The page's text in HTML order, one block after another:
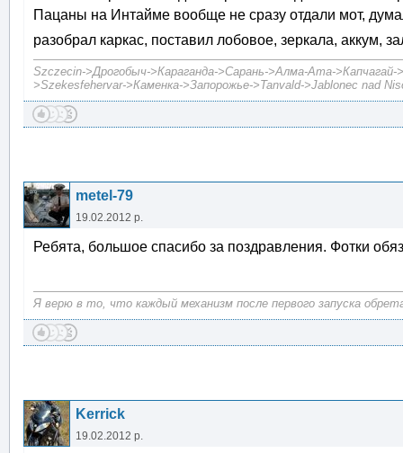
Пацаны на Интайме вообще не сразу отдали мот,
разобрал каркас, поставил лобовое, зеркала, аккум,
Szczecin->Дрогобыч->Караганда->Сарань->Алма-Ата->Капчагай-
>Szekesfehervar->Каменка->Запорожье->Tanvald->Jablonec nad
metel-79
19.02.2012 р.
Ребята, большое спасибо за поздравления. Фотки
Я верю в то, что каждый механизм после первого запуска
Kerrick
19.02.2012 р.